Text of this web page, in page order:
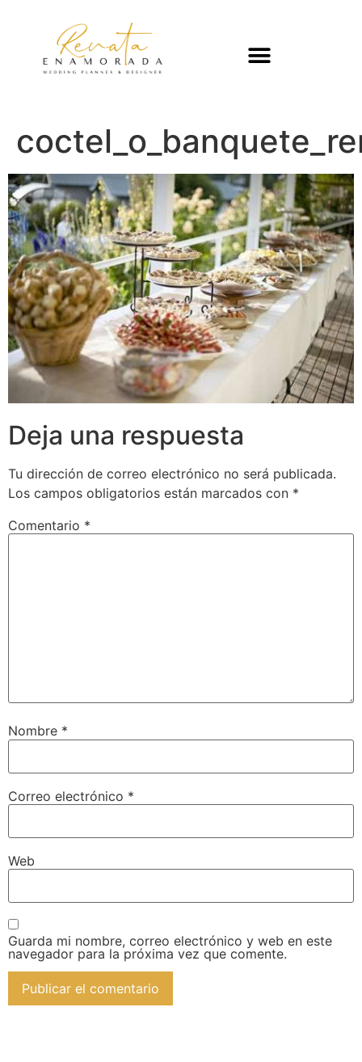
Deja una respuesta
Tu dirección de correo electrónico no será publicada.
Los campos obligatorios están marcados con *
Comentario *
Nombre *
Correo electrónico *
Web
Guarda mi nombre, correo electrónico y web en este
navegador para la próxima vez que comente.